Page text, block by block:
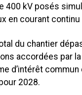
400 kV posés
en courant
du chantier
accordées par
d’intérêt commun
2028.